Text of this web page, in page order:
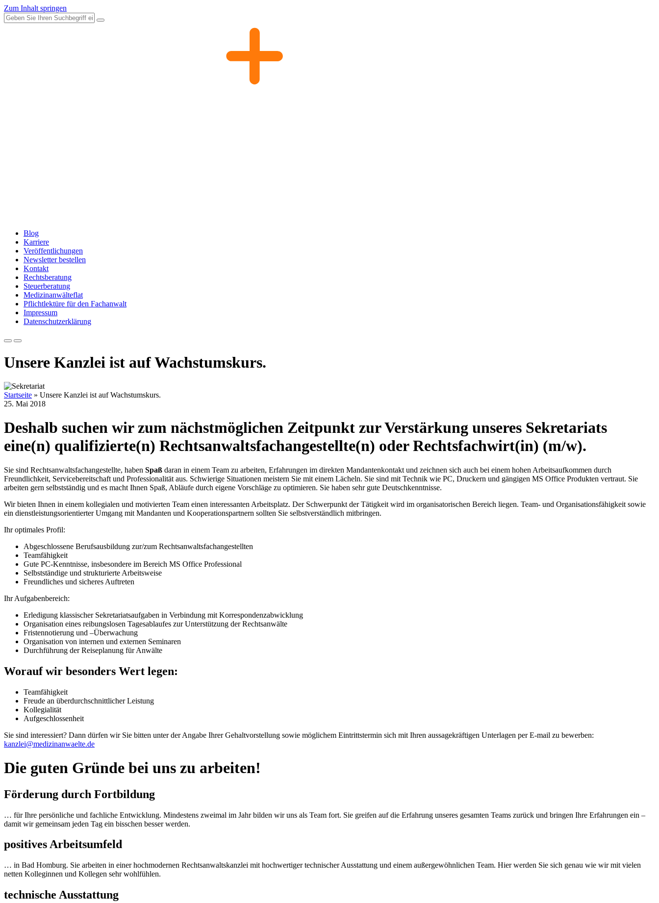
Zum Inhalt springen
Blog
Karriere
Veröffentlichungen
Newsletter bestellen
Kontakt
Rechtsberatung
Steuerberatung
Medizinanwälteflat
Pflichtlektüre für den Fachanwalt
Impressum
Datenschutzerklärung
Unsere Kanzlei ist auf Wachstumskurs.
Startseite » Unsere Kanzlei ist auf Wachstumskurs.
25. Mai 2018
Deshalb suchen wir zum nächstmöglichen Zeitpunkt zur Verstärkung unseres Sekretariats
eine(n) qualifizierte(n) Rechtsanwaltsfachangestellte(n) oder Rechtsfachwirt(in) (m/w).
Sie sind Rechtsanwaltsfachangestellte, haben Spaß daran in einem Team zu arbeiten, Erfahrungen im direkten Mandantenkontakt und zeichnen sich auch bei einem hohen Arbeitsaufkommen durch
Freundlichkeit, Servicebereitschaft und Professionalität aus. Schwierige Situationen meistern Sie mit einem Lächeln. Sie sind mit Technik wie PC, Druckern und gängigen MS Office Produkten vertraut. Sie
arbeiten gern selbstständig und es macht Ihnen Spaß, Abläufe durch eigene Vorschläge zu optimieren. Sie haben sehr gute Deutschkenntnisse.
Wir bieten Ihnen in einem kollegialen und motivierten Team einen interessanten Arbeitsplatz. Der Schwerpunkt der Tätigkeit wird im organisatorischen Bereich liegen. Team- und Organisationsfähigkeit sowie
ein dienstleistungsorientierter Umgang mit Mandanten und Kooperationspartnern sollten Sie selbstverständlich mitbringen.
Ihr optimales Profil:
Abgeschlossene Berufsausbildung zur/zum Rechtsanwaltsfachangestellten
Teamfähigkeit
Gute PC-Kenntnisse, insbesondere im Bereich MS Office Professional
Selbstständige und strukturierte Arbeitsweise
Freundliches und sicheres Auftreten
Ihr Aufgabenbereich:
Erledigung klassischer Sekretariatsaufgaben in Verbindung mit Korrespondenzabwicklung
Organisation eines reibungslosen Tagesablaufes zur Unterstützung der Rechtsanwälte
Fristennotierung und –Überwachung
Organisation von internen und externen Seminaren
Durchführung der Reiseplanung für Anwälte
Worauf wir besonders Wert legen:
Teamfähigkeit
Freude an überdurchschnittlicher Leistung
Kollegialität
Aufgeschlossenheit
Sie sind interessiert? Dann dürfen wir Sie bitten unter der Angabe Ihrer Gehaltvorstellung sowie möglichem Eintrittstermin sich mit Ihren aussagekräftigen Unterlagen per E-mail zu bewerben:
kanzlei@medizinanwaelte.de
Die guten Gründe bei uns zu arbeiten!
Förderung durch Fortbildung
… für Ihre persönliche und fachliche Entwicklung. Mindestens zweimal im Jahr bilden wir uns als Team fort. Sie greifen auf die Erfahrung unseres gesamten Teams zurück und bringen Ihre Erfahrungen ein –
damit wir gemeinsam jeden Tag ein bisschen besser werden.
positives Arbeitsumfeld
… in Bad Homburg. Sie arbeiten in einer hochmodernen Rechtsanwaltskanzlei mit hochwertiger technischer Ausstattung und einem außergewöhnlichen Team. Hier werden Sie sich genau wie wir mit vielen
netten Kolleginnen und Kollegen sehr wohlfühlen.
technische Ausstattung